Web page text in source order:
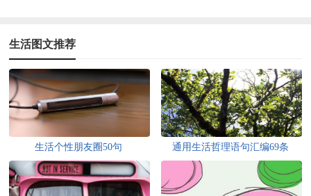
生活图文推荐
生活个性朋友圈50句 通用生活哲理语句汇编69条